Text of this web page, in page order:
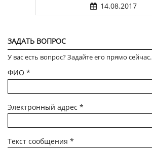
14.08.2017
ЗАДАТЬ ВОПРОС
У вас есть вопрос? Задайте его прямо сейчас.
ФИО *
Электронный адрес *
Текст сообщения *